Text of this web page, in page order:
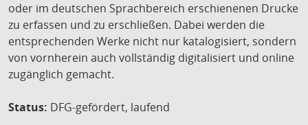
oder im deutschen Sprachbereich erschienenen Drucke
zu erfassen und zu erschließen. Dabei werden die
entsprechenden Werke nicht nur katalogisiert, sondern
von vornherein auch vollständig digitalisiert und online
zugänglich gemacht.
Status: DFG-gefördert, laufend